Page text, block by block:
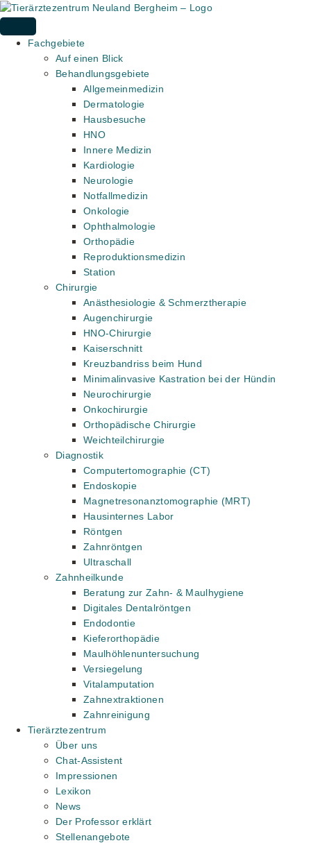
Zum
Inhalt
springen
Fachgebiete
Auf einen Blick
Behandlungsgebiete
Allgemeinmedizin
Dermatologie
Hausbesuche
HNO
Innere Medizin
Kardiologie
Neurologie
Notfallmedizin
Onkologie
Ophthalmologie
Orthopädie
Reproduktionsmedizin
Station
Chirurgie
Anästhesiologie & Schmerztherapie
Augenchirurgie
HNO-Chirurgie
Kaiserschnitt
Kreuzbandriss beim Hund
Minimalinvasive Kastration bei der Hündin
Neurochirurgie
Onkochirurgie
Orthopädische Chirurgie
Weichteilchirurgie
Diagnostik
Computertomographie (CT)
Endoskopie
Magnetresonanztomographie (MRT)
Hausinternes Labor
Röntgen
Zahnröntgen
Ultraschall
Zahnheilkunde
Beratung zur Zahn- & Maulhygiene
Digitales Dentalröntgen
Endodontie
Kieferorthopädie
Maulhöhlenuntersuchung
Versiegelung
Vitalamputation
Zahnextraktionen
Zahnreinigung
Tierärztezentrum
Über uns
Chat-Assistent
Impressionen
Lexikon
News
Der Professor erklärt
Stellenangebote